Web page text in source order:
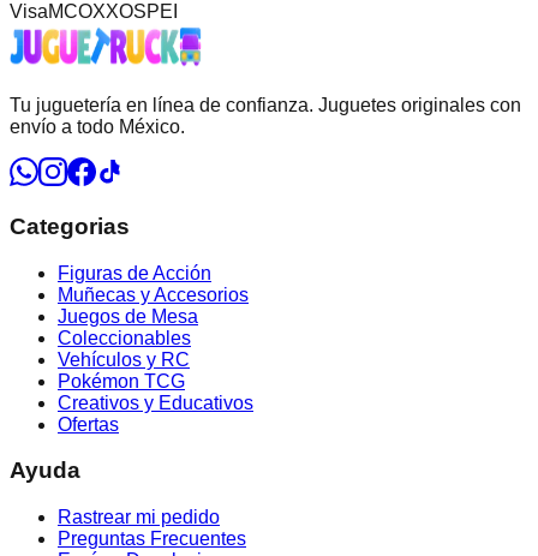
VisaMCOXXOSPEI
Tu juguetería en línea de confianza. Juguetes originales con
envío a todo México.
Categorias
Figuras de Acción
Muñecas y Accesorios
Juegos de Mesa
Coleccionables
Vehículos y RC
Pokémon TCG
Creativos y Educativos
Ofertas
Ayuda
Rastrear mi pedido
Preguntas Frecuentes